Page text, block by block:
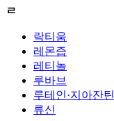
ㄹ
락티움
레몬즙
레티놀
루바브
루테인·지아잔틴
류신